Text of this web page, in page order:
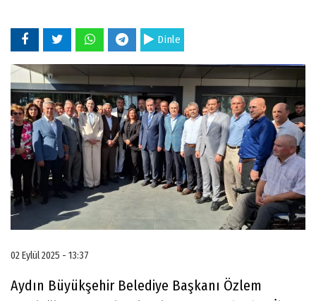
Dinle
02 Eylül 2025 - 13:37
Aydın Büyükşehir Belediye Başkanı Özlem